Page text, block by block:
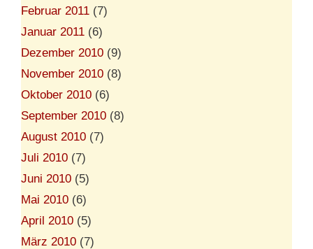
Februar 2011 (7)
Januar 2011 (6)
Dezember 2010 (9)
November 2010 (8)
Oktober 2010 (6)
September 2010 (8)
August 2010 (7)
Juli 2010 (7)
Juni 2010 (5)
Mai 2010 (6)
April 2010 (5)
März 2010 (7)